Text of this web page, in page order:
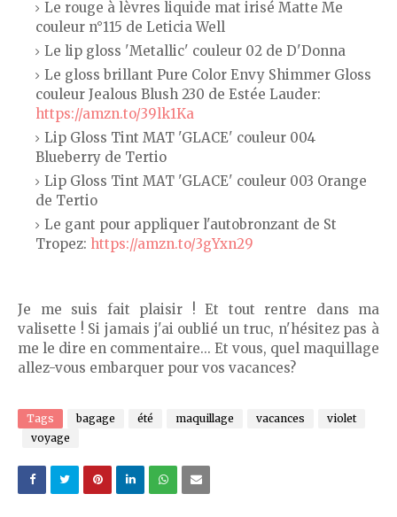
Le rouge à lèvres liquide mat irisé Matte Me
couleur n°115 de Leticia Well
Le lip gloss 'Metallic' couleur 02 de D'Donna
Le gloss brillant Pure Color Envy Shimmer Gloss
couleur Jealous Blush 230 de Estée Lauder:
https://amzn.to/39lk1Ka
Lip Gloss Tint MAT 'GLACE' couleur 004
Blueberry de Tertio
Lip Gloss Tint MAT 'GLACE' couleur 003 Orange
de Tertio
Le gant pour appliquer l'autobronzant de St
Tropez: https://amzn.to/3gYxn29
Je me suis fait plaisir ! Et tout rentre dans ma
valisette ! Si jamais j'ai oublié un truc, n'hésitez pas à
me le dire en commentaire... Et vous, quel maquillage
allez-vous embarquer pour vos vacances?
Tags bagage été maquillage vacances
violet
voyage